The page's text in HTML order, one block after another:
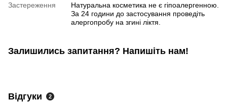
Застереження
Натуральна косметика не є гіпоалергенною.
За 24 години до застосування проведіть
алергопробу на згині ліктя.
Залишились запитання? Напишіть нам!
Відгуки 2